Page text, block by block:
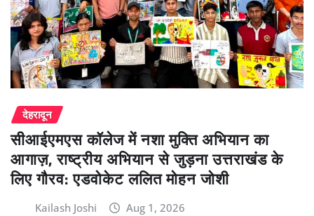
देहरादून
सीआईएमएस कॉलेज में नशा मुक्ति अभियान का
आगाज़, राष्ट्रीय अभियान से जुड़ना उत्तराखंड के
लिए गौरव: एडवोकेट ललित मोहन जोशी
Kailash Joshi Aug 1, 2026